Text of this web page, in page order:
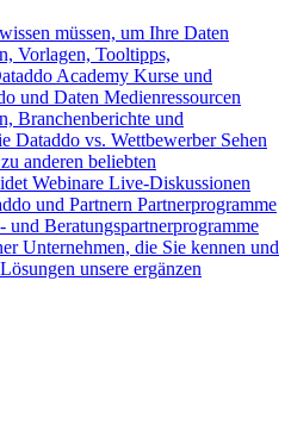
müssen, um Ihre Daten
Vorlagen, Tooltipps,
Academy Kurse und
und Daten Medienressourcen
Branchenberichte und
Dataddo vs. Wettbewerber Sehen
anderen beliebten
Webinare Live-Diskussionen
und Partnern Partnerprogramme
und Beratungspartnerprogramme
Unternehmen, die Sie kennen und
unsere ergänzen